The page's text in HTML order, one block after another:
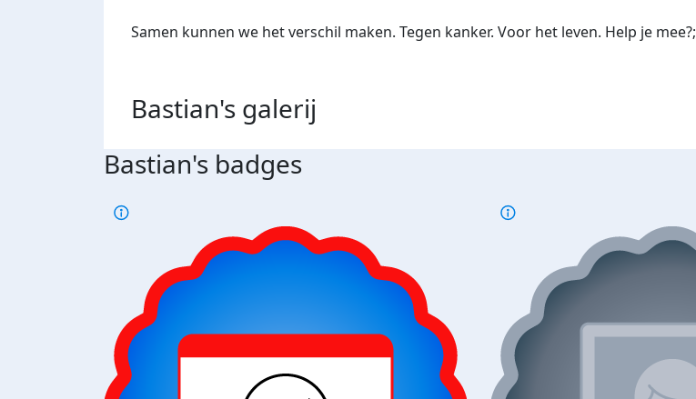
Samen kunnen we het verschil maken. Tegen kanker. Voor het leven. Help je mee?;
Bastian's galerij
Bastian's badges